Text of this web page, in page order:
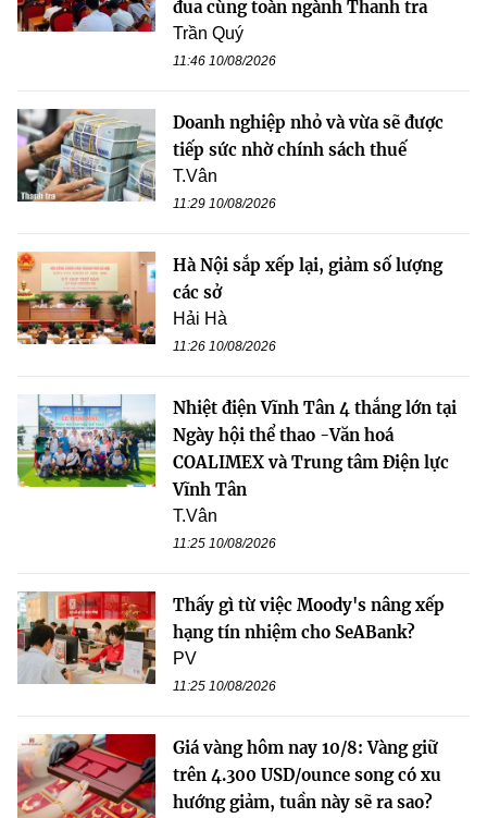
đua cùng toàn ngành Thanh tra
Trần Quý
11:46 10/08/2026
Doanh nghiệp nhỏ và vừa sẽ được
tiếp sức nhờ chính sách thuế
T.Vân
11:29 10/08/2026
Hà Nội sắp xếp lại, giảm số lượng
các sở
Hải Hà
11:26 10/08/2026
Nhiệt điện Vĩnh Tân 4 thắng lớn tại
Ngày hội thể thao -Văn hoá
COALIMEX và Trung tâm Điện lực
Vĩnh Tân
T.Vân
11:25 10/08/2026
Thấy gì từ việc Moody's nâng xếp
hạng tín nhiệm cho SeABank?
PV
11:25 10/08/2026
Giá vàng hôm nay 10/8: Vàng giữ
trên 4.300 USD/ounce song có xu
hướng giảm, tuần này sẽ ra sao?